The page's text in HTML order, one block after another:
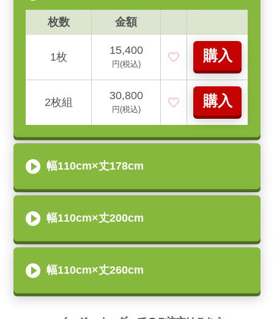
枚数 金額
1枚
15,400
円(税込)
購入
2枚組
30,800
円(税込)
購入
幅110cm×丈178cm
幅110cm×丈200cm
幅110cm×丈260cm